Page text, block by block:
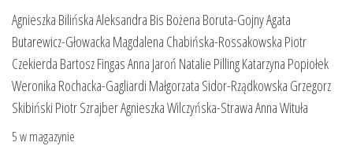
cena
wynosiła:
89,00 zł.
cena
wynosi:
66,75 zł.
Agnieszka Bilińska Aleksandra Bis Bożena Boruta-Gojny Agata
Butarewicz-Głowacka Magdalena Chabińska-Rossakowska Piotr
Czekierda Bartosz Fingas Anna Jaroń Natalie Pilling Katarzyna Popiołek
Weronika Rochacka-Gagliardi Małgorzata Sidor-Rządkowska Grzegorz
Skibiński Piotr Szrajber Agnieszka Wilczyńska-Strawa Anna Wituła
5 w magazynie